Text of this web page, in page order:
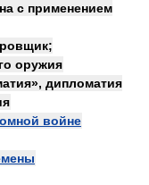
с применением
оружия
дипломатия
войне